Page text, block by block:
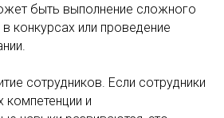
быть выполнение сложного
в конкурсах или проведение
сотрудников. Если сотрудники
компетенции и